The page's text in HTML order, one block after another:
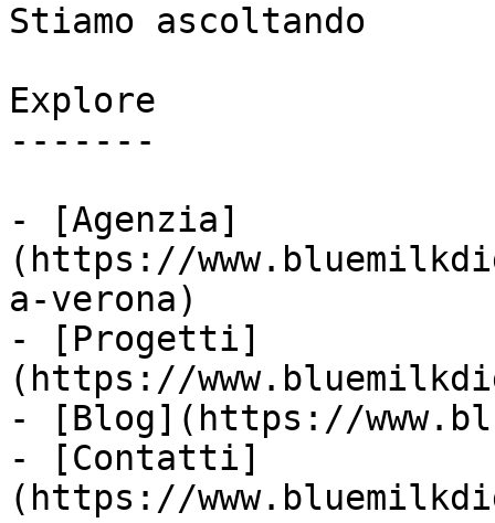
Stiamo ascoltando
Explore
-------
- [Agenzia]
(https://
a-verona)
- [Progetti]
(https://
- [Blog](https://
- [Contatti]
(https://